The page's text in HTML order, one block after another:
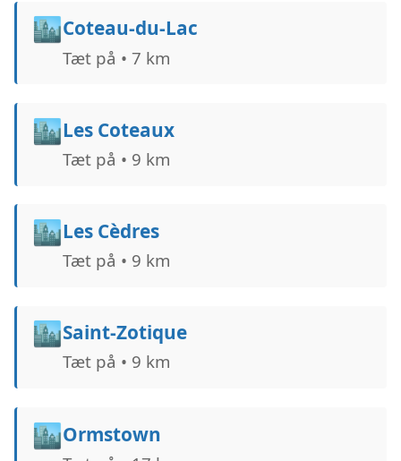
🏙️Coteau-du-Lac
Tæt på • 7 km
🏙️Les Coteaux
Tæt på • 9 km
🏙️Les Cèdres
Tæt på • 9 km
🏙️Saint-Zotique
Tæt på • 9 km
🏙️Ormstown